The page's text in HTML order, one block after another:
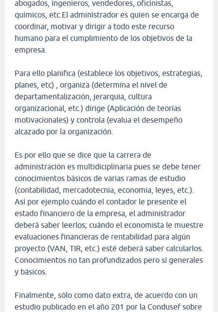
abogados, ingenieros, vendedores, oficinistas,
quimicos, etc.El administrador es quien se encarga de
coordinar, motivar y dirigir a todo este recurso
humano para el cumplimiento de los objetivos de la
empresa.
Para ello planifica (establece los objetivos, estrategias,
planes, etc) , organiza (determina el nivel de
departamentalización, jerarquia, cultura
organizacional, etc.) dirige (Aplicación de teorias
motivacionales) y controla (evalua el desempeño
alcazado por la organización.
Es por ello que se dice que la carrera de
administración es multidiciplinaria pues se debe tener
conocimientos básicos de varias ramas de estudio
(contabilidad, mercadotecnia, economia, leyes, etc.).
Así por ejemplo cuándo el contador le presente el
estado financiero de la empresa, el administrador
deberá saber leerlos; cuándo el economista le muestre
evaluaciones financieras de rentabilidad para algún
proyecto (VAN, TIR, etc.) esté deberá saber calcularlos.
Conocimientos no tan profundizados pero sí generales
y básicos.
Finalmente, sólo como dato extra, de acuerdo con un
estudio publicado en el año 201 por la Condusef sobre